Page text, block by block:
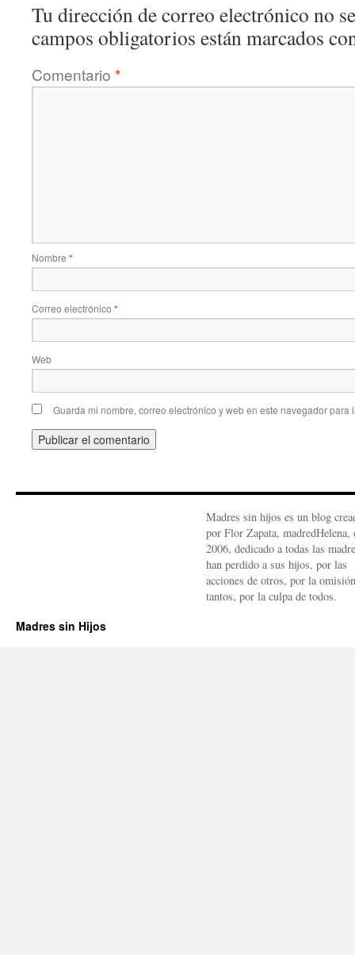
Tu dirección de correo electrónico no
campos obligatorios están marcados
Comentario *
Nombre *
Correo electrónico *
Web
Guarda mi nombre, correo electrónico y web en este navegador para
Madres sin hijos es un blog
por Flor Zapata, madredHelena,
2006, dedicado a todas las
han perdido a sus hijos, por las
acciones de otros, por la
tantos, por la culpa de todos.
Madres sin Hijos